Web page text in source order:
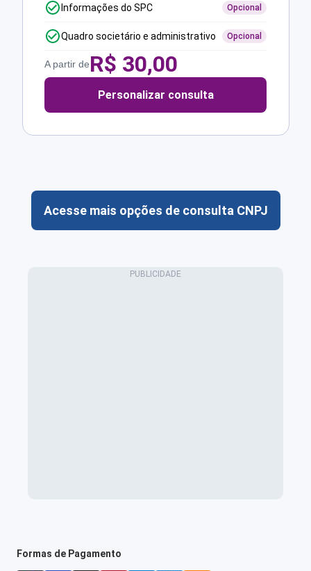
Informações do SPC Opcional
Quadro societário e administrativo Opcional
A partir deR$ 30,00
Personalizar consulta
Acesse mais opções de consulta CNPJ
Formas de Pagamento